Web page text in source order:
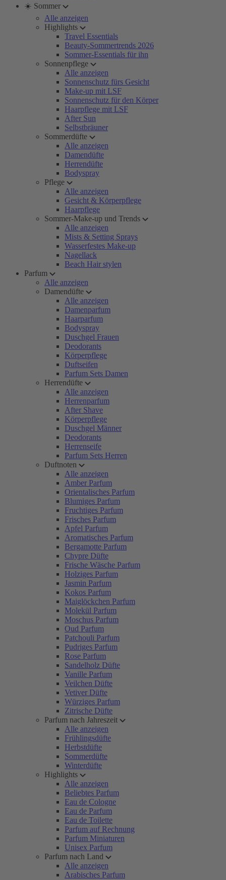
☀️ Sommer
Alle anzeigen
Highlights
Travel Essentials
Beauty-Sommertrends 2026
Sommer-Essentials für ihn
Sonnenpflege
Alle anzeigen
Sonnenschutz fürs Gesicht
Make-up mit LSF
Sonnenschutz für den Körper
Haarpflege mit LSF
After Sun
Selbstbräuner
Sommerdüfte
Alle anzeigen
Damendüfte
Herrendüfte
Bodyspray
Pflege
Alle anzeigen
Gesicht & Körperpflege
Haarpflege
Sommer-Make-up und Trends
Alle anzeigen
Mists & Setting Sprays
Wasserfestes Make-up
Nagellack
Beach Hair stylen
Parfum
Alle anzeigen
Damendüfte
Alle anzeigen
Damenparfum
Haarparfum
Bodyspray
Duschgel Frauen
Deodorants
Körperpflege
Duftseifen
Parfum Sets Damen
Herrendüfte
Alle anzeigen
Herrenparfum
After Shave
Körperpflege
Duschgel Männer
Deodorants
Herrenseife
Parfum Sets Herren
Duftnoten
Alle anzeigen
Amber Parfum
Orientalisches Parfum
Blumiges Parfum
Fruchtiges Parfum
Frisches Parfum
Apfel Parfum
Aromatisches Parfum
Bergamotte Parfum
Chypre Düfte
Frische Wäsche Parfum
Holziges Parfum
Jasmin Parfum
Kokos Parfum
Maiglöckchen Parfum
Molekül Parfum
Moschus Parfum
Oud Parfum
Patchouli Parfum
Pudriges Parfum
Rose Parfum
Sandelholz Düfte
Vanille Parfum
Veilchen Düfte
Vetiver Düfte
Würziges Parfum
Zitrische Düfte
Parfum nach Jahreszeit
Alle anzeigen
Frühlingsdüfte
Herbstdüfte
Sommerdüfte
Winterdüfte
Highlights
Alle anzeigen
Beliebtes Parfum
Eau de Cologne
Eau de Parfum
Eau de Toilette
Parfum auf Rechnung
Parfum Miniaturen
Unisex Parfum
Parfum nach Land
Alle anzeigen
Arabisches Parfum